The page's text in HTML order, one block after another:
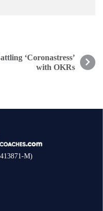
‘Coronastress’
with OKRs
M)